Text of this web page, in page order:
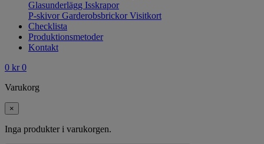
Glasunderlägg Isskrapor
P-skivor Garderobsbrickor Visitkort
Checklista
Produktionsmetoder
Kontakt
0 kr 0
Varukorg
×
Inga produkter i varukorgen.